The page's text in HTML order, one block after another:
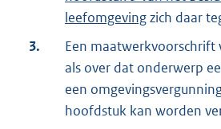
leefomgevingzich daar
3.
Een
als over dat onderwerp
een
hoofdstuk kan worden